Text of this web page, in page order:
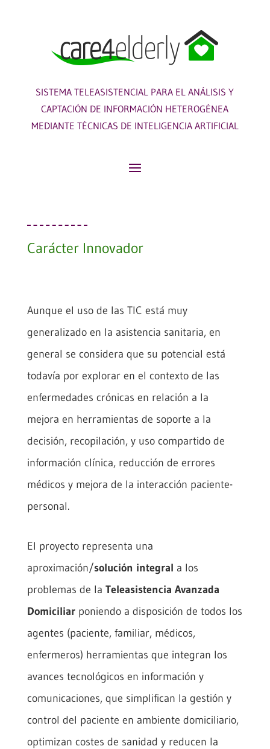
SISTEMA TELEASISTENCIAL PARA EL ANÁLISIS Y
CAPTACIÓN DE INFORMACIÓN HETEROGÉNEA
MEDIANTE TÉCNICAS DE INTELIGENCIA ARTIFICIAL
Carácter Innovador
Aunque el uso de las TIC está muy
generalizado en la asistencia sanitaria, en
general se considera que su potencial está
todavía por explorar en el contexto de las
enfermedades crónicas en relación a la
mejora en herramientas de soporte a la
decisión, recopilación, y uso compartido de
información clínica, reducción de errores
médicos y mejora de la interacción paciente-
personal.
El proyecto representa una
aproximación/solución integral a los
problemas de la Teleasistencia Avanzada
Domiciliarponiendo a disposición de todos los
agentes (paciente, familiar, médicos,
enfermeros) herramientas que integran los
avances tecnológicos en información y
comunicaciones, que simplifican la gestión y
control del paciente en ambiente domiciliario,
optimizan costes de sanidad y reducen la